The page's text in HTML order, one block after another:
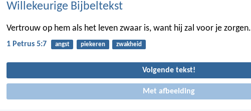
Willekeurige Bijbeltekst
Vertrouw op hem als het leven zwaar is, want hij zal voor je zorgen.
1 Petrus 5:7 angst piekeren zwakheid
Volgende tekst!
Met afbeelding